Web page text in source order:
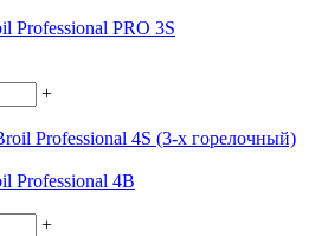
Professional PRO 3S
+
Professional 4B
+